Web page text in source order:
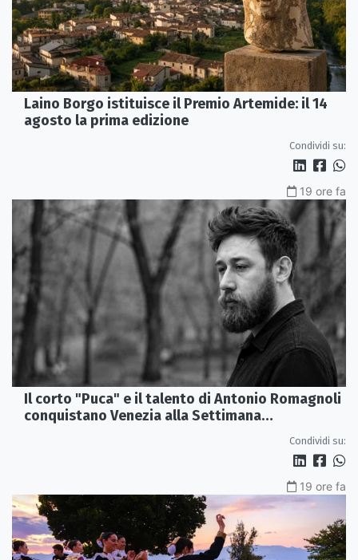
Laino Borgo istituisce il Premio Artemide: il 14
agosto la prima edizione
Condividi su:
19 ore fa
Il corto "Puca" e il talento di Antonio Romagnoli
conquistano Venezia alla Settimana
Condividi su:
19 ore fa